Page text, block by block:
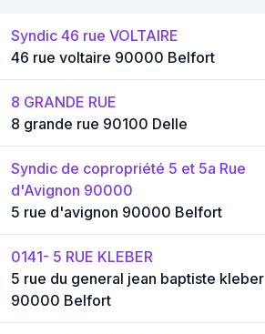
Syndic 46 rue VOLTAIRE
46 rue voltaire 90000 Belfort
8 GRANDE RUE
8 grande rue 90100 Delle
Syndic de copropriété 5 et 5a Rue
d'Avignon 90000
5 rue d'avignon 90000 Belfort
0141- 5 RUE KLEBER
5 rue du general jean baptiste kleber
90000 Belfort